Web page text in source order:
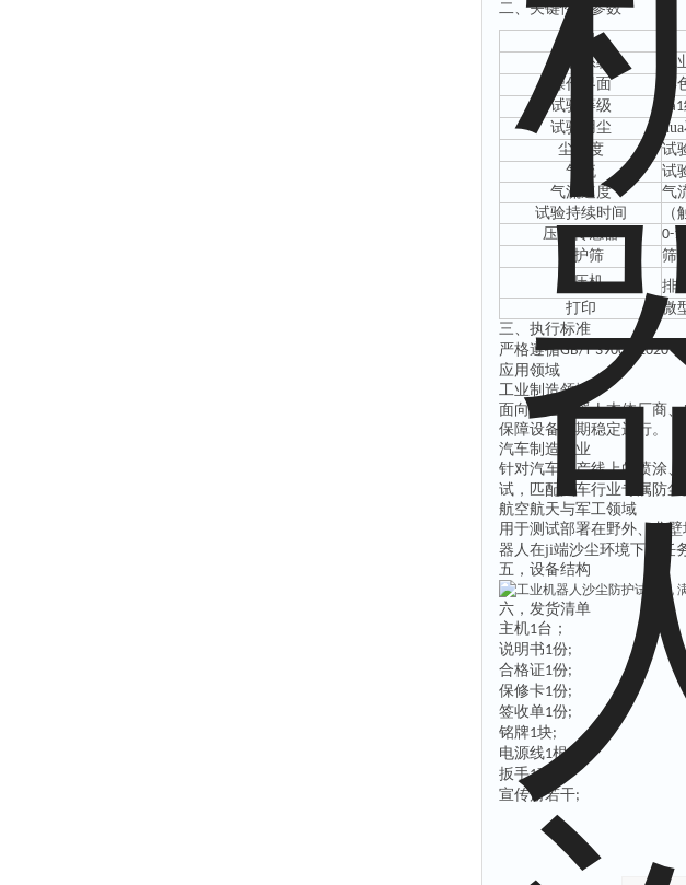
二、关键性能参数
项目
控制系统
工
操作界面
彩
试验等级
La1
试验用尘
尘浓度
试
气流
试
气流速度
气
试验持续时间
（
压力传感器
0-
防护筛
筛
空压机
排
打印
微
三、 执行标准
严格遵循GB/T 39006-2020，
应用领域
工业制造领域
面向工业机器人本体厂商
保障设备长期稳定运行。
汽车制造行业
针对汽车生产线上的喷涂
试，匹配汽车行业专属防尘
航空航天与军工领域
用于测试部署在野外、戈
器人在ji端沙尘环境下的任
五，设备结构
六，发货清单
主机1台；
说明书1份;
合格证1份;
保修卡1份;
签收单1份;
铭牌1块;
电源线1根
扳手1套
宣传册若干;